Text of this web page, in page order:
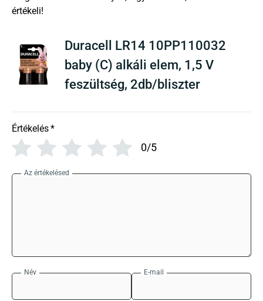
Duracell LR14 10PP110032
baby (C) alkáli elem, 1,5 V
feszültség, 2db/bliszter
Értékelés*
0/5
Az értékelésed
Név E-mail